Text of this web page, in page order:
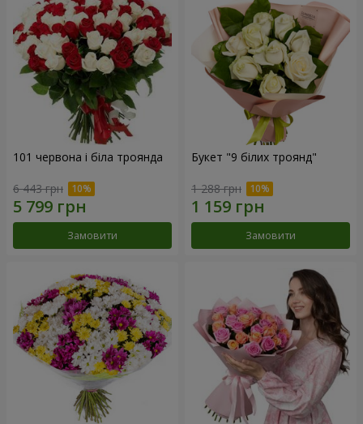
101 червона і біла троянда
6 443 грн
Замовити
Букет "9 білих троянд"
1 288 грн
Замовити